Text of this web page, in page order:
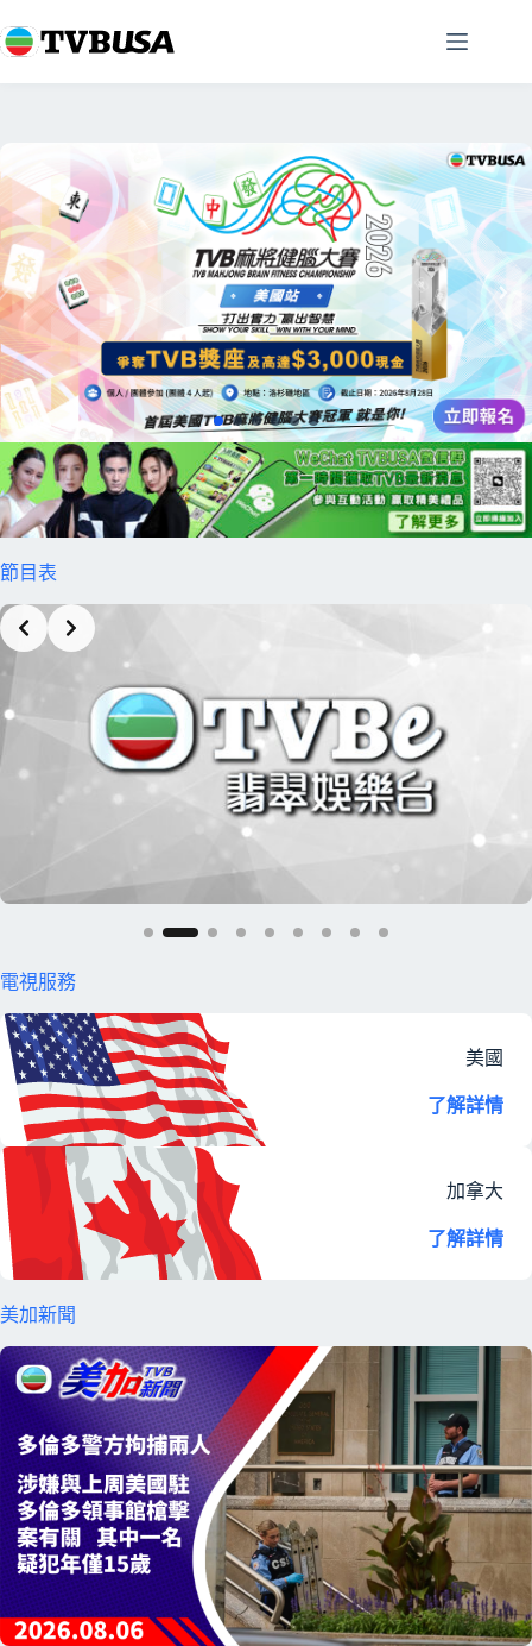
至
Slide 2 of 2
節目表
Slide 2 of 9
電視服務
美國
了解詳情
加拿大
了解詳情
美加新聞